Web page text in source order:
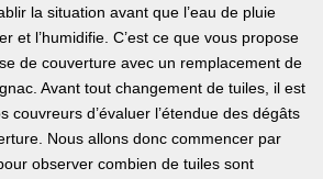
la situation avant que l’eau de pluie
et l’humidifie. C’est ce que vous propose
de couverture avec un remplacement de
Avant tout changement de tuiles, il est
couvreurs d’évaluer l’étendue des dégâts
Nous allons donc commencer par
observer combien de tuiles sont